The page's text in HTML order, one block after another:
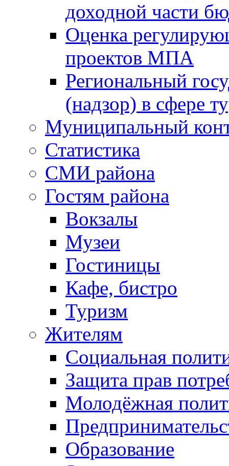
доходной части
Оценка
проектов МПА
Региональный
(надзор) в сфере
Муниципальный
Статистика
СМИ района
Гостям района
Вокзалы
Музеи
Гостиницы
Кафе, бистро
Туризм
Жителям
Социальная
Защита прав
Молодёжная
Образование